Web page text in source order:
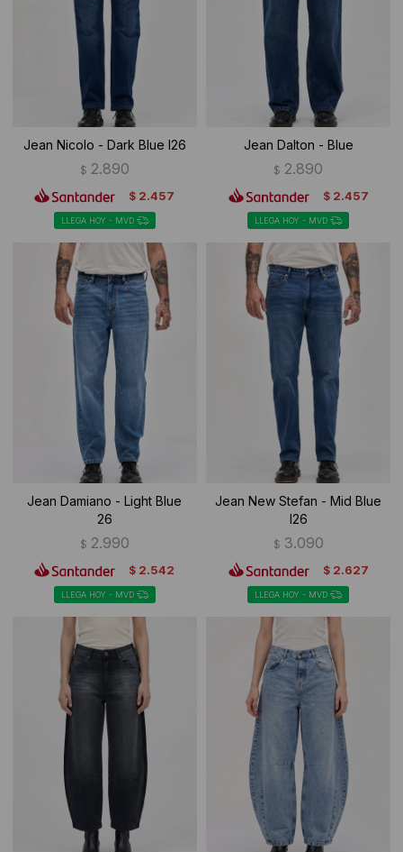
Jean Nicolo - Dark Blue I26
$ 2.890
$ 2.457
LLEGA HOY - MVD
Jean Dalton - Blue
$ 2.890
$ 2.457
LLEGA HOY - MVD
Jean Damiano - Light Blue
26
$ 2.990
$ 2.542
LLEGA HOY - MVD
Jean New Stefan - Mid Blue
I26
$ 3.090
$ 2.627
LLEGA HOY - MVD
Ropa Interior
Canguros
Camperas
Buzos
Shorts de baño
Sherpas
Camisas y blusas